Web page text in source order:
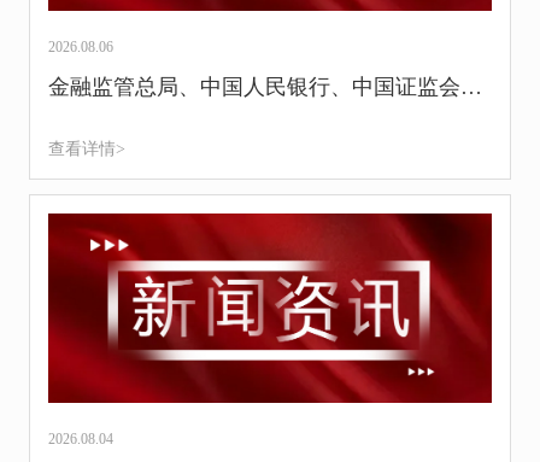
2026.08.06
金融监管总局、中国人民银行、中国证监会、财政部联合发布《关于健全金融机构治理的实施意见》
查看详情>
2026.08.04